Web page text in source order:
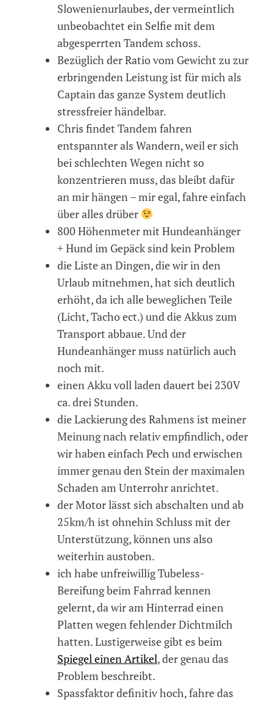
Slowenienurlaubes, der vermeintlich
unbeobachtet ein Selfie mit dem
abgesperrten Tandem schoss.
Bezüglich der Ratio vom Gewicht zu zur
erbringenden Leistung ist für mich als
Captain das ganze System deutlich
stressfreier händelbar.
Chris findet Tandem fahren
entspannter als Wandern, weil er sich
bei schlechten Wegen nicht so
konzentrieren muss, das bleibt dafür
an mir hängen – mir egal, fahre einfach
über alles drüber
800 Höhenmeter mit Hundeanhänger
+ Hund im Gepäck sind kein Problem
die Liste an Dingen, die wir in den
Urlaub mitnehmen, hat sich deutlich
erhöht, da ich alle beweglichen Teile
(Licht, Tacho ect.) und die Akkus zum
Transport abbaue. Und der
Hundeanhänger muss natürlich auch
noch mit.
einen Akku voll laden dauert bei 230V
ca. drei Stunden.
die Lackierung des Rahmens ist meiner
Meinung nach relativ empfindlich, oder
wir haben einfach Pech und erwischen
immer genau den Stein der maximalen
Schaden am Unterrohr anrichtet.
der Motor lässt sich abschalten und ab
25km/h ist ohnehin Schluss mit der
Unterstützung, können uns also
weiterhin austoben.
ich habe unfreiwillig Tubeless-
Bereifung beim Fahrrad kennen
gelernt, da wir am Hinterrad einen
Platten wegen fehlender Dichtmilch
hatten. Lustigerweise gibt es beim
Spiegel einen Artikel, der genau das
Problem beschreibt.
Spassfaktor definitiv hoch, fahre das